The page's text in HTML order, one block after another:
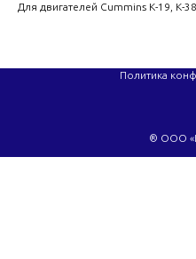
Для двигателей Cummins K-19, K-
® ООО
Политика